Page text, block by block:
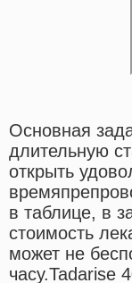
Основная
длительную
открыть
в таблице, в
стоимость
может не
часу.Tadarise